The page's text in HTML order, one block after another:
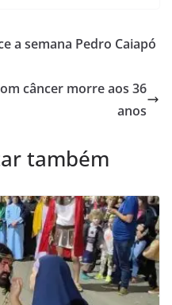
a semana Pedro Caiapó
câncer morre aos 36
anos
também